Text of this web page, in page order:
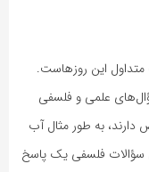
این روزهاست.
علمی و فلسفی
به طور مثال آب
سؤالات فلسفی یک پاسخ